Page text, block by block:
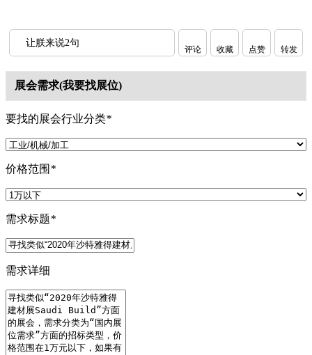
让朕来说2句
评论 收藏 点赞 转发
展会需求(我要找展位)
要找的展会行业分类*
价格范围 *
需求标题*
需求详细